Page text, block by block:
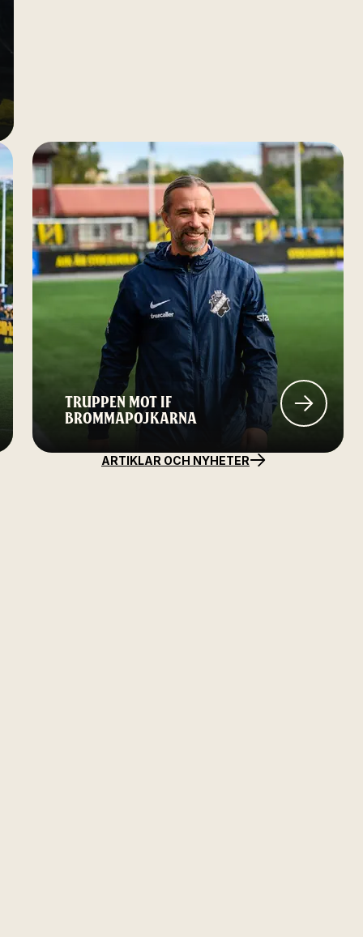
TRUPPEN MOT IF
BROMMAPOJKARNA
ARTIKLAR OCH NYHETER